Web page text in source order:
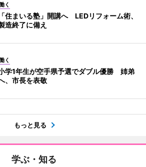
く
住まいる塾」開講へ LEDリフォーム術、
造終了に備え
く
学1年生が空手県予選でダブル優勝 姉弟
、市長を表敬
もっと見る
学ぶ・知る